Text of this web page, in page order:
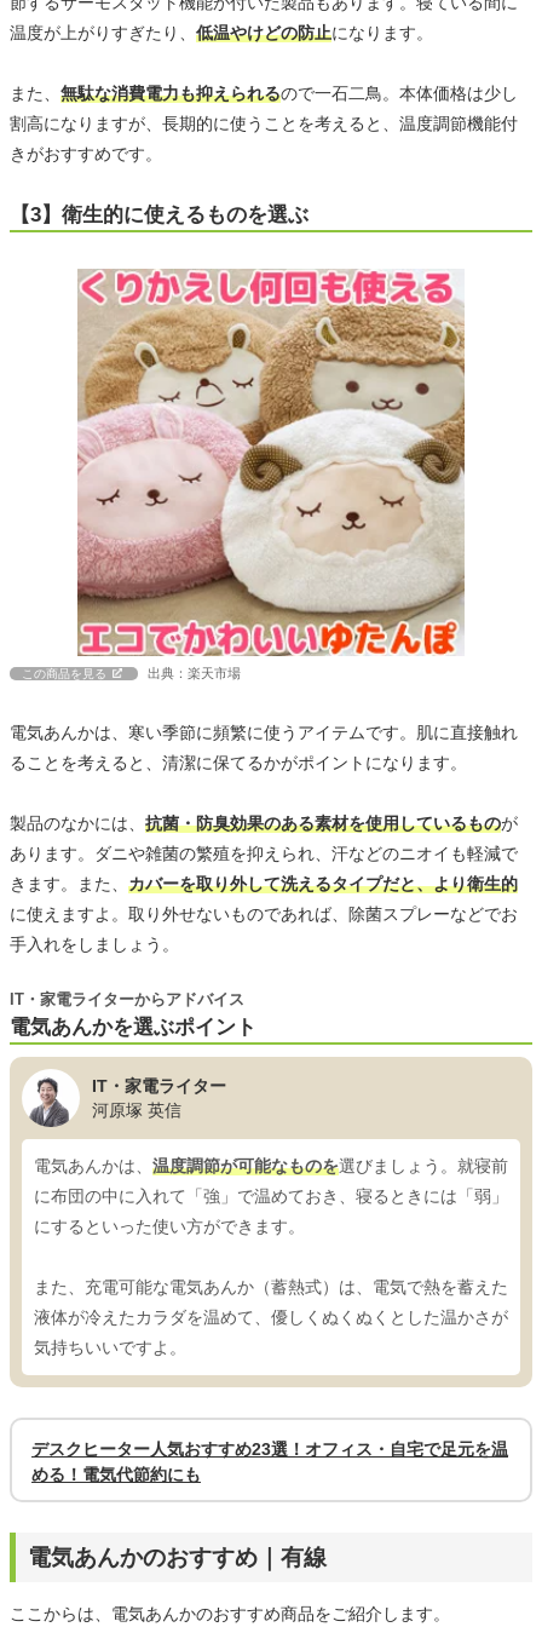
温度が上がりすぎたり、 低温やけどの防止になります。
また、 無駄な消費電力も抑えられるので一石二鳥。本体価格は少し
割高になりますが、長期的に使うことを考えると、温度調節機能付
きがおすすめです。
【3】衛生的に使えるものを選ぶ
この商品を見る 出典：楽天市場
電気あんかは、寒い季節に頻繁に使うアイテムです。肌に直接触れ
ることを考えると、清潔に保てるかがポイントになります。
製品のなかには、 抗菌・防臭効果のある素材を使用しているものが
あります。ダニや雑菌の繁殖を抑えられ、汗などのニオイも軽減で
きます。また、 カバーを取り外して洗えるタイプだと、より衛生的
に使えますよ。取り外せないものであれば、除菌スプレーなどでお
手入れをしましょう。
電気あんかを選ぶポイント
IT・家電ライターからアドバイス
IT・家電ライター
河原塚 英信
電気あんかは、 温度調節が可能なものを選びましょう。就寝前
に布団の中に入れて「強」で温めておき、寝るときには「弱」
にするといった使い方ができます。
また、充電可能な電気あんか（蓄熱式）は、電気で熱を蓄えた
液体が冷えたカラダを温めて、優しくぬくぬくとした温かさが
気持ちいいですよ。
デスクヒーター人気おすすめ23選！オフィス・自宅で足元を温
める！電気代節約にも
電気あんかのおすすめ｜有線
ここからは、電気あんかのおすすめ商品をご紹介します。